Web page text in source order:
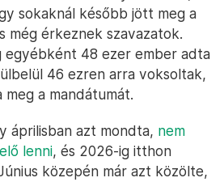
sokaknál később jött meg a
még érkeznek szavazatok.
egyébként 48 ezer ember adta
46 ezren arra voksoltak,
a mandátumát.
áprilisban azt mondta, nem
lenni, és 2026-ig itthon
közepén már azt közölte,